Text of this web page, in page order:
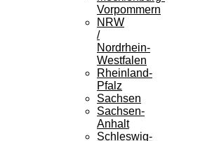
Vorpommern
NRW
/
Nordrhein-
Westfalen
Rheinland-
Pfalz
Sachsen
Sachsen-
Anhalt
Schleswig-